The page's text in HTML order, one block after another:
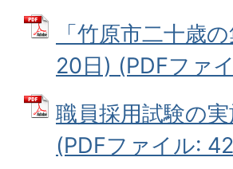
「竹原市二十歳
20日) (PDFファ
職員採用試験の
(PDFファイル: